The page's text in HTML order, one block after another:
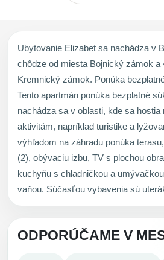
Ubytovanie Elizabet sa nachádza v
chôdze od miesta Bojnický zámok a
Kremnický zámok. Ponúka
Tento apartmán ponúka bezplatné
nachádza sa v oblasti, kde sa
aktivitám, napríklad turistike a
výhľadom na záhradu ponúka
(2), obývaciu izbu, TV s plochou
kuchyňu s chladničkou a
vaňou. Súčasťou vybavenia sú
ODPORÚČAME V